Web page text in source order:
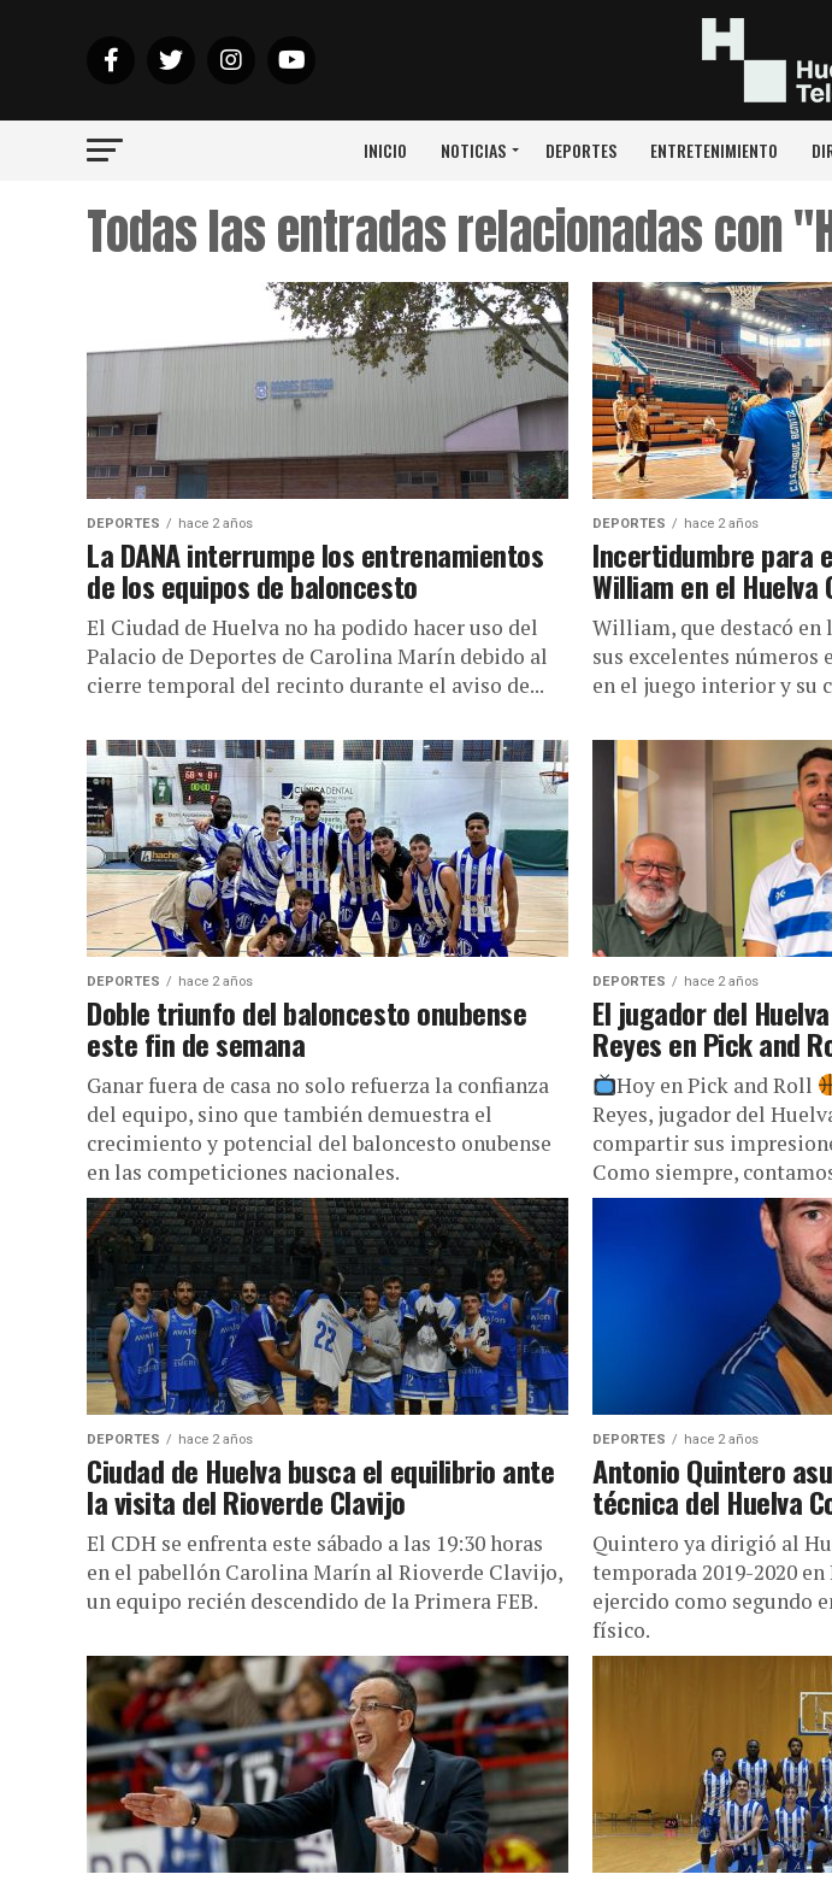
INICIO NOTICIAS DEPORTES ENTRETENIMIENTO
Todas las entradas relacionadas con
DEPORTES hace 2 años
La DANA interrumpe los entrenamientos
de los equipos de baloncesto
El Ciudad de Huelva no ha podido hacer uso del
Palacio de Deportes de Carolina Marín debido al
cierre temporal del recinto durante el aviso de...
DEPORTES hace 2 años
Incertidumbre para
William en el Huelva
William, que destacó en
sus excelentes
en el juego interior y su
DEPORTES hace 2 años
Doble triunfo del baloncesto onubense
este fin de semana
Ganar fuera de casa no solo refuerza la confianza
del equipo, sino que también demuestra el
crecimiento y potencial del baloncesto onubense
en las competiciones nacionales.
DEPORTES hace 2 años
El jugador del
Reyes en Pick and
Hoy en Pick and Roll
Reyes, jugador del
compartir sus
Como siempre,
DEPORTES hace 2 años
Ciudad de Huelva busca el equilibrio ante
la visita del Rioverde Clavijo
El CDH se enfrenta este sábado a las 19:30 horas
en el pabellón Carolina Marín al Rioverde Clavijo,
un equipo recién descendido de la Primera FEB.
DEPORTES hace 2 años
Antonio Quintero
técnica del Huelva
Quintero ya dirigió al
temporada 2019-2020 en
ejercido como segundo
físico.